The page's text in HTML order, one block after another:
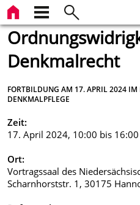
Denkmalrecht
FORTBILDUNG AM 17. APRIL 2024 IM
DENKMALPFLEGE
Zeit:
17. April 2024, 10:00 bis
Ort:
Vortragssaal des
Scharnhorststr. 1, 30175